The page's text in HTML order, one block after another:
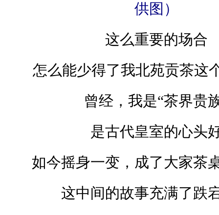
供图）
这么重要的场合
怎么能少得了我北苑贡茶这
曾经，我是“茶界贵
是古代皇室的心头
如今摇身一变，成了大家茶
这中间的故事充满了跌